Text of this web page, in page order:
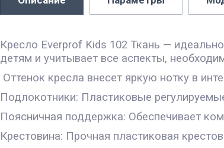
Кресло Everprof Kids 102 Ткань —
детям и учитывает все аспекты,
Оттенок кресла внесет яркую нотку в
Подлокотники: Пластиковые
Поясничная поддержка: Обеспечивает
Крестовина: Прочная пластиковая